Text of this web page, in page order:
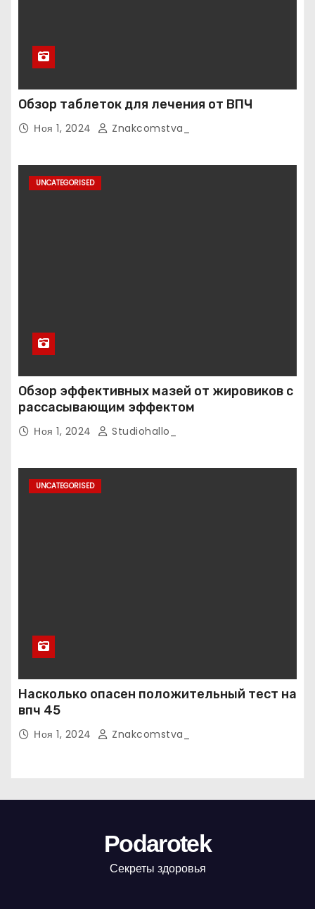
Обзор таблеток для лечения от ВПЧ
Ноя 1, 2024 Znakcomstva_
UNCATEGORISED
Обзор эффективных мазей от жировиков с
рассасывающим эффектом
Ноя 1, 2024 Studiohallo_
UNCATEGORISED
Насколько опасен положительный тест на
впч 45
Ноя 1, 2024 Znakcomstva_
Podarotek
Секреты здоровья